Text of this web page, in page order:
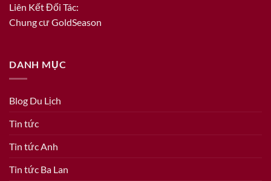
Liên Kết Đối Tác:
Chung cư GoldSeason
DANH MỤC
Blog Du Lịch
Tin tức
Tin tức Anh
Tin tức Ba Lan